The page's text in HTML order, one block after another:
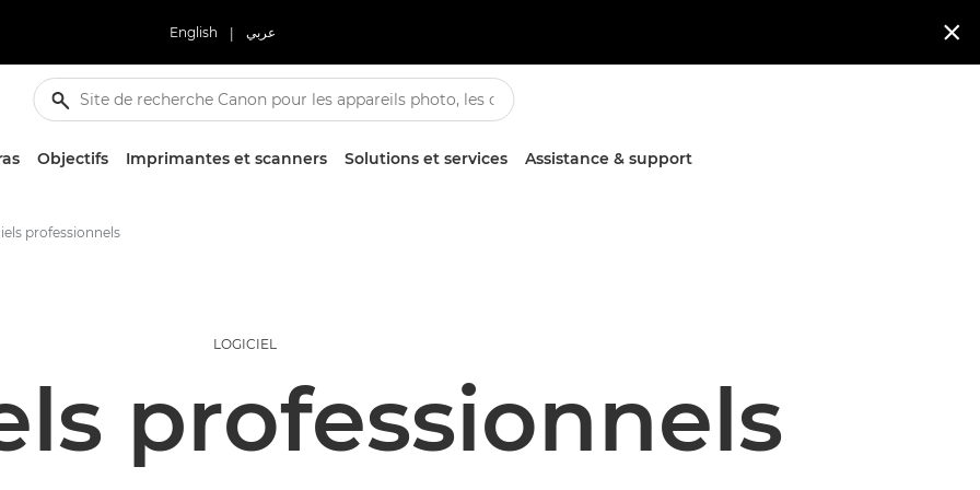
English | عربي 
Objectifs Imprimantes et scanners Solutions et services Assistance & support
professionnels
LOGICIEL
professionnels